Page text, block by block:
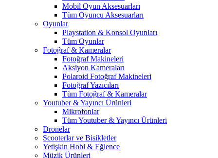
Mobil Oyun Aksesuarları
Tüm Oyuncu Aksesuarları
Oyunlar
Playstation & Konsol Oyunları
Tüm Oyunlar
Fotoğraf & Kameralar
Fotoğraf Makineleri
Aksiyon Kameraları
Polaroid Fotoğraf Makineleri
Fotoğraf Yazıcıları
Tüm Fotoğraf & Kameralar
Youtuber & Yayıncı Ürünleri
Mikrofonlar
Tüm Youtuber & Yayıncı Ürünleri
Dronelar
Scooterlar ve Bisikletler
Yetişkin Hobi & Eğlence
Müzik Ürünleri